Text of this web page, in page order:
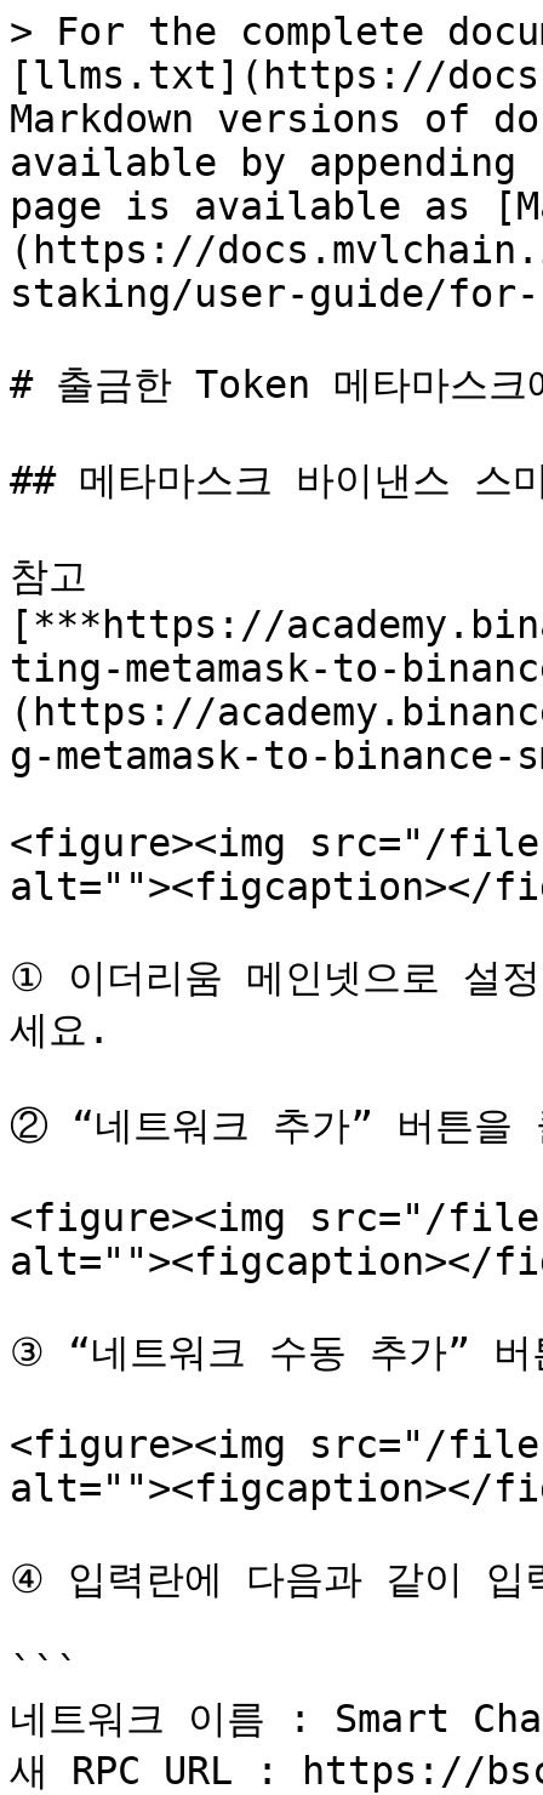
> For the complete
[llms.txt](https://
Markdown versions of
available by
page is available as
(https://
staking/user-guide/for-
# 출금한 Token 메타마스크
## 메타마스크 바이낸스 스
참고
[***https://
ting-metamask-to-
(https://
g-metamask-to-binance-
<figure><img src="/files/
alt=""><figcaption></
① 이더리움 메인넷으로 설
세요.
② “네트워크 추가” 버튼을
<figure><img src="/files/
alt=""><figcaption></
③ “네트워크 수동 추가” 버
<figure><img src="/files/
alt=""><figcaption></
④ 입력란에 다음과 같이 입
```
네트워크 이름 : Smart
새 RPC URL : https://